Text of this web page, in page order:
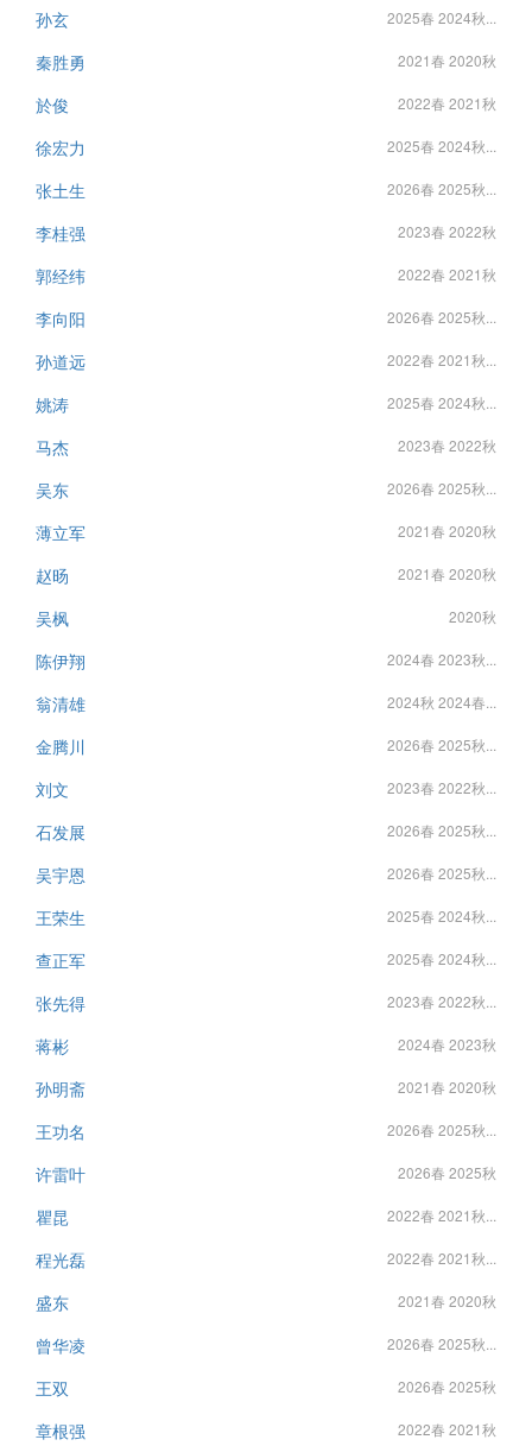
孙玄 2025春 2024秋...
秦胜勇 2021春 2020秋
於俊 2022春 2021秋
徐宏力 2025春 2024秋...
张土生 2026春 2025秋...
李桂强 2023春 2022秋
郭经纬 2022春 2021秋
李向阳 2026春 2025秋...
孙道远 2022春 2021秋...
姚涛 2025春 2024秋...
马杰 2023春 2022秋
吴东 2026春 2025秋...
薄立军 2021春 2020秋
赵旸 2021春 2020秋
吴枫 2020秋
陈伊翔 2024春 2023秋...
翁清雄 2024秋 2024春...
金腾川 2026春 2025秋...
刘文 2023春 2022秋...
石发展 2026春 2025秋...
吴宇恩 2026春 2025秋...
王荣生 2025春 2024秋...
查正军 2025春 2024秋...
张先得 2023春 2022秋...
蒋彬 2024春 2023秋
孙明斋 2021春 2020秋
王功名 2026春 2025秋...
许雷叶 2026春 2025秋
瞿昆 2022春 2021秋...
程光磊 2022春 2021秋...
盛东 2021春 2020秋
曾华凌 2026春 2025秋...
王双 2026春 2025秋
章根强 2022春 2021秋